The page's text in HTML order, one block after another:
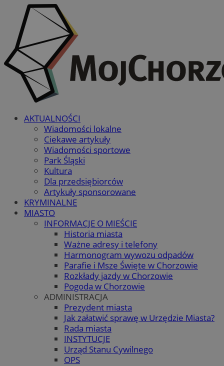
AKTUALNOŚCI
Wiadomości lokalne
Ciekawe artykuły
Wiadomości sportowe
Park Śląski
Kultura
Dla przedsiębiorców
Artykuły sponsorowane
KRYMINALNE
MIASTO
INFORMACJE O MIEŚCIE
Historia miasta
Ważne adresy i telefony
Harmonogram wywozu odpadów
Parafie i Msze Święte w Chorzowie
Rozkłady jazdy w Chorzowie
Pogoda w Chorzowie
ADMINISTRACJA
Prezydent miasta
Jak załatwić sprawę w Urzędzie Miasta?
Rada miasta
INSTYTUCJE
Urząd Stanu Cywilnego
OPS